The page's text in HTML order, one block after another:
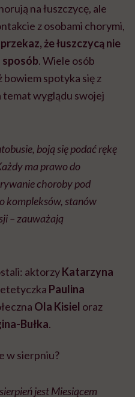
na łuszczycę, ale
z osobami chorymi,
że łuszczycą nie
sposób. Wiele osób
bowiem spotyka się z
temat wyglądu swojej
boją się podać rękę
ma prawo do
choroby pod
kompleksów, stanów
– zauważają
aktorzyKatarzyna
Paulina
Ola Kisiel oraz
Bułka.
w sierpniu?
jest Miesiącem